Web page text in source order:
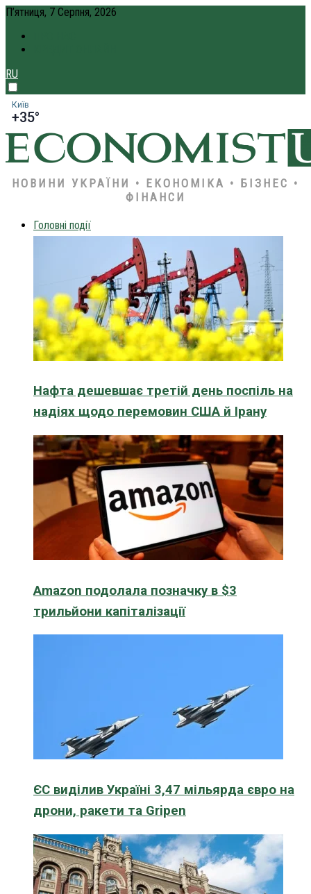
П’ятниця, 7 Серпня, 2026
RU
Київ
+35°
НОВИНИ УКРАЇНИ • ЕКОНОМІКА • БІЗНЕС •
ФІНАНСИ
Головні події
Нафта дешевшає третій день поспіль на
надіях щодо перемовин США й Ірану
Amazon подолала позначку в $3
трильйони капіталізації
ЄС виділив Україні 3,47 мільярда євро на
дрони, ракети та Gripen